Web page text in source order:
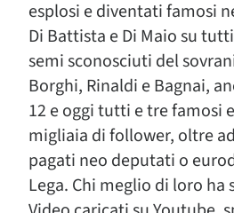
esplosi e diventati famosi
Di Battista e Di Maio su
semi sconosciuti del
Borghi, Rinaldi e Bagnai,
12 e oggi tutti e tre famosi
migliaia di follower, oltre
pagati neo deputati o
Lega. Chi meglio di loro